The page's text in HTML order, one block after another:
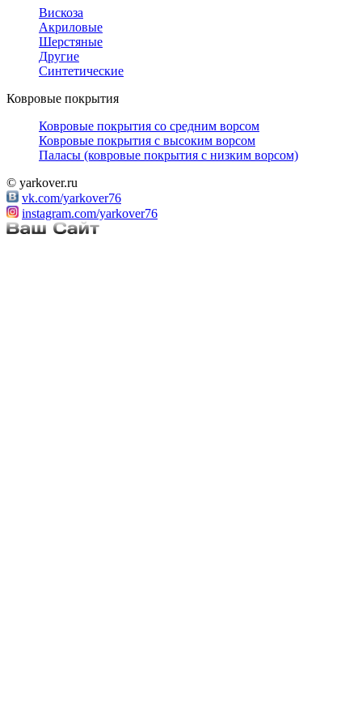
Вискоза
Акриловые
Шерстяные
Другие
Синтетические
Ковровые покрытия
Ковровые покрытия со средним ворсом
Ковровые покрытия с высоким ворсом
Паласы (ковровые покрытия с низким ворсом)
© yarkover.ru
vk.com/yarkover76
instagram.com/yarkover76